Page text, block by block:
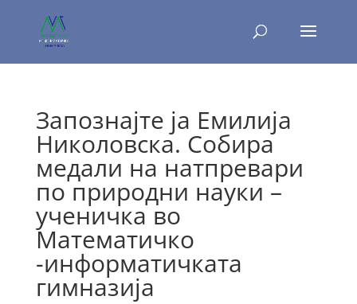
Запознајте ја Емилија
Николовска. Собира
медали на натпревари
по природни науки –
ученичка во
Математичко
-информатичката
гимназија